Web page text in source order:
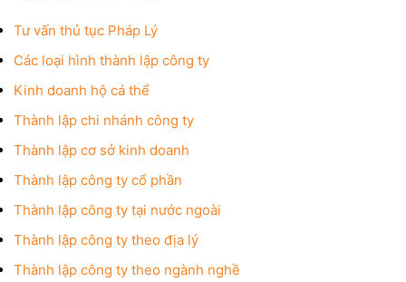
Tư vấn thủ tục Pháp Lý
Các loại hình thành lập công ty
Kinh doanh hộ cá thể
Thành lập chi nhánh công ty
Thành lập cơ sở kinh doanh
Thành lập công ty cổ phần
Thành lập công ty tại nước ngoài
Thành lập công ty theo địa lý
Thành lập công ty theo ngành nghề